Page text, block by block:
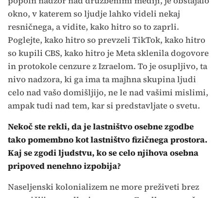
okno, v katerem so ljudje lahko videli nekaj
resničnega, a vidite, kako hitro so to zaprli.
Poglejte, kako hitro so prevzeli TikTok, kako hitro
so kupili CBS, kako hitro je Meta sklenila dogovore
in protokole cenzure z Izraelom. To je osupljivo, ta
nivo nadzora, ki ga ima ta majhna skupina ljudi
celo nad vašo domišljijo, ne le nad vašimi mislimi,
ampak tudi nad tem, kar si predstavljate o svetu.
Nekoč ste rekli, da je lastništvo osebne zgodbe
tako pomembno kot lastništvo fizičnega prostora.
Kaj se zgodi ljudstvu, ko se celo njihova osebna
pripoved nenehno izpobija?
Naseljenski kolonializem ne more preživeti brez